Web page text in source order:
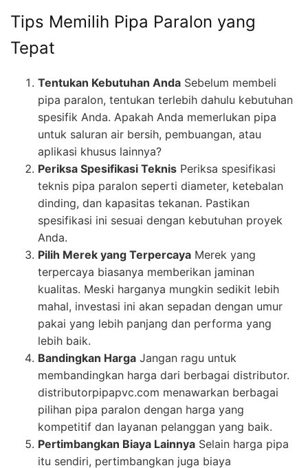
Tips Memilih Pipa Paralon yang
Tepat
Tentukan Kebutuhan Anda Sebelum membeli
pipa paralon, tentukan terlebih dahulu kebutuhan
spesifik Anda. Apakah Anda memerlukan pipa
untuk saluran air bersih, pembuangan, atau
aplikasi khusus lainnya?
Periksa Spesifikasi Teknis Periksa spesifikasi
teknis pipa paralon seperti diameter, ketebalan
dinding, dan kapasitas tekanan. Pastikan
spesifikasi ini sesuai dengan kebutuhan proyek
Anda.
Pilih Merek yang Terpercaya Merek yang
terpercaya biasanya memberikan jaminan
kualitas. Meski harganya mungkin sedikit lebih
mahal, investasi ini akan sepadan dengan umur
pakai yang lebih panjang dan performa yang
lebih baik.
Bandingkan Harga Jangan ragu untuk
membandingkan harga dari berbagai distributor.
distributorpipapvc.com menawarkan berbagai
pilihan pipa paralon dengan harga yang
kompetitif dan layanan pelanggan yang baik.
Pertimbangkan Biaya Lainnya Selain harga pipa
itu sendiri, pertimbangkan juga biaya